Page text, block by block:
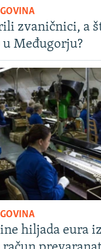
zvaničnici, a
Međugorju?
hiljada eura